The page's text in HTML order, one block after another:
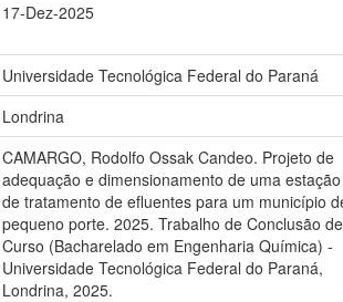
17-Dez-2025
Universidade Tecnológica Federal do Paraná
Londrina
CAMARGO, Rodolfo Ossak Candeo. Projeto de
adequação e dimensionamento de uma estação
de tratamento de efluentes para um município
pequeno porte. 2025. Trabalho de Conclusão de
Curso (Bacharelado em Engenharia Química) -
Universidade Tecnológica Federal do Paraná,
Londrina, 2025.